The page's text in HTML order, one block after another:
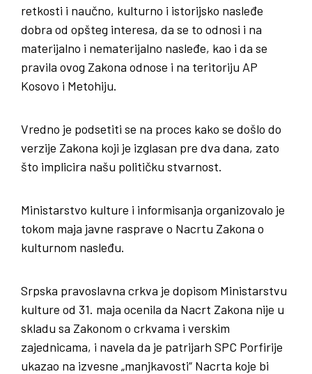
retkosti i naučno, kulturno i istorijsko nasleđe
dobra od opšteg interesa, da se to odnosi i na
materijalno i nematerijalno nasleđe, kao i da se
pravila ovog Zakona odnose i na teritoriju AP
Kosovo i Metohiju.
Vredno je podsetiti se na proces kako se došlo do
verzije Zakona koji je izglasan pre dva dana, zato
što implicira našu političku stvarnost.
Ministarstvo kulture i informisanja organizovalo je
tokom maja javne rasprave o Nacrtu Zakona o
kulturnom nasleđu.
Srpska pravoslavna crkva je dopisom Ministarstvu
kulture od 31. maja ocenila da Nacrt Zakona nije u
skladu sa Zakonom o crkvama i verskim
zajednicama, i navela da je patrijarh SPC Porfirije
ukazao na izvesne „manjkavosti“ Nacrta koje bi